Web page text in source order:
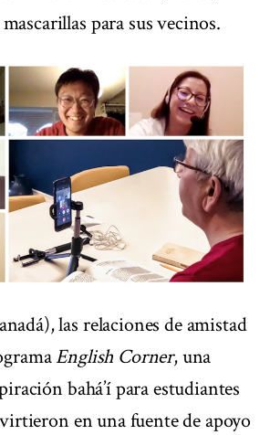
para sus vecinos.
las relaciones de amistad
English Corner, una
bahá’í para estudiantes
en una fuente de apoyo